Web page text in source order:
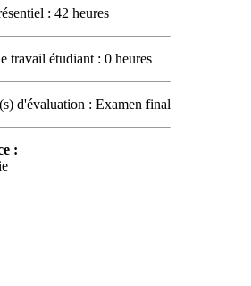
: 42 heures
travail étudiant : 0 heures
d'évaluation : Examen final
: